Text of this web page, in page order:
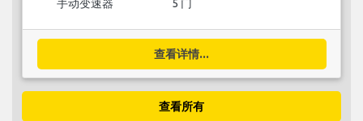
手动变速器 5 门
查看详情...
查看所有